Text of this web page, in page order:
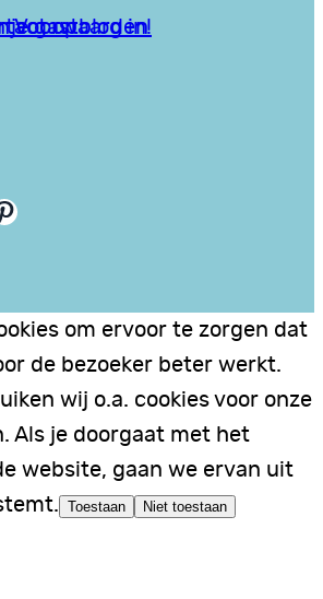
Voorwaarden
je gastblog in!
op
om ervoor te zorgen dat
de bezoeker beter werkt.
wij o.a. cookies voor onze
Als je doorgaat met het
website, gaan we ervan uit
Toestaan Niet toestaan